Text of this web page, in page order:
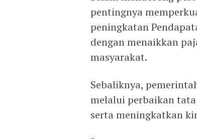
pentingnya
peningkatan
dengan menaikkan
masyarakat.
Sebaliknya,
melalui perbaikan
serta meningkatkan